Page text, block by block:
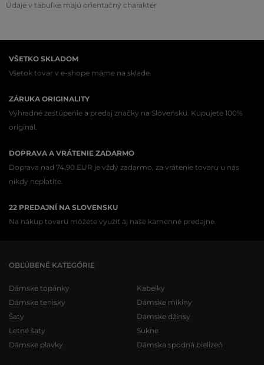
Údaje v tabuľke majú orientačný charakter
VŠETKO SKLADOM
Všetok tovar v e-shope máme na sklade.
ZÁRUKA ORIGINALITY
Výhradné zastúpenie a predaj značky na Slovensku. Kupujete 100%
originál.
DOPRAVA A VRÁTENIE ZADARMO
Doprava nad 74,90 EUR je vždy zadarmo, za vrátenie tovaru u nás
nikdy neplatíte.
22 PREDAJNÍ NA SLOVENSKU
Na nákup tovaru môžete využiť aj naše kamenné predajne.
OBĽÚBENÉ KATEGÓRIE
Dámske topánky
Dámske tenisky
Šaty
Letné šaty
Dámske plavky
Kabelky
Dámske mikiny
Dámske džínsy
Sukne
Dámska spodná bielizeň